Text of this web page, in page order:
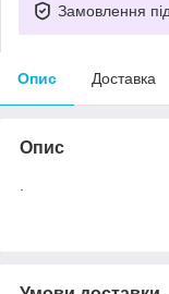
Замовлення
Опис Доставка
Опис